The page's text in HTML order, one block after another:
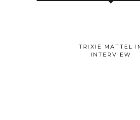
TRIXIE MATTEL
INTERVIEW